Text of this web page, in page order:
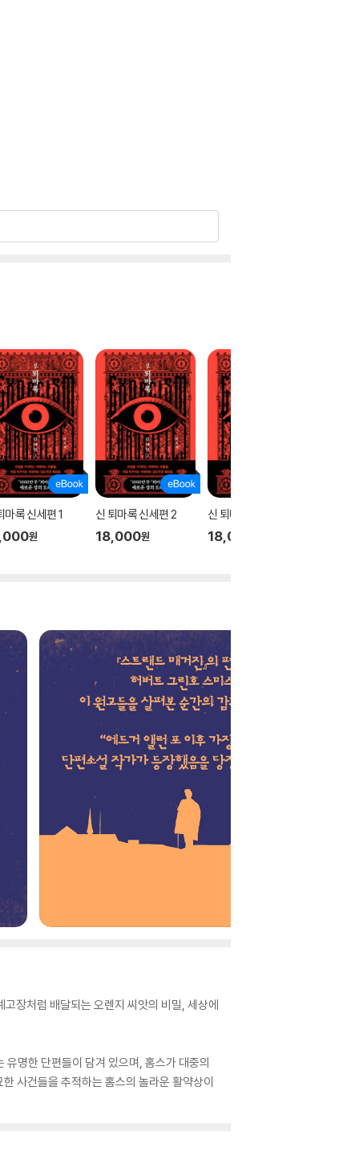
마록 신세편 1
원
신 퇴마록 신세편 2
18,000원
신 퇴마록 신세편 3
18,000
장처럼 배달되는 오렌지 씨앗의 비밀, 세상에
명한 단편들이 담겨 있으며, 홈스가 대중의
사건들을 추적하는 홈스의 놀라운 활약상이